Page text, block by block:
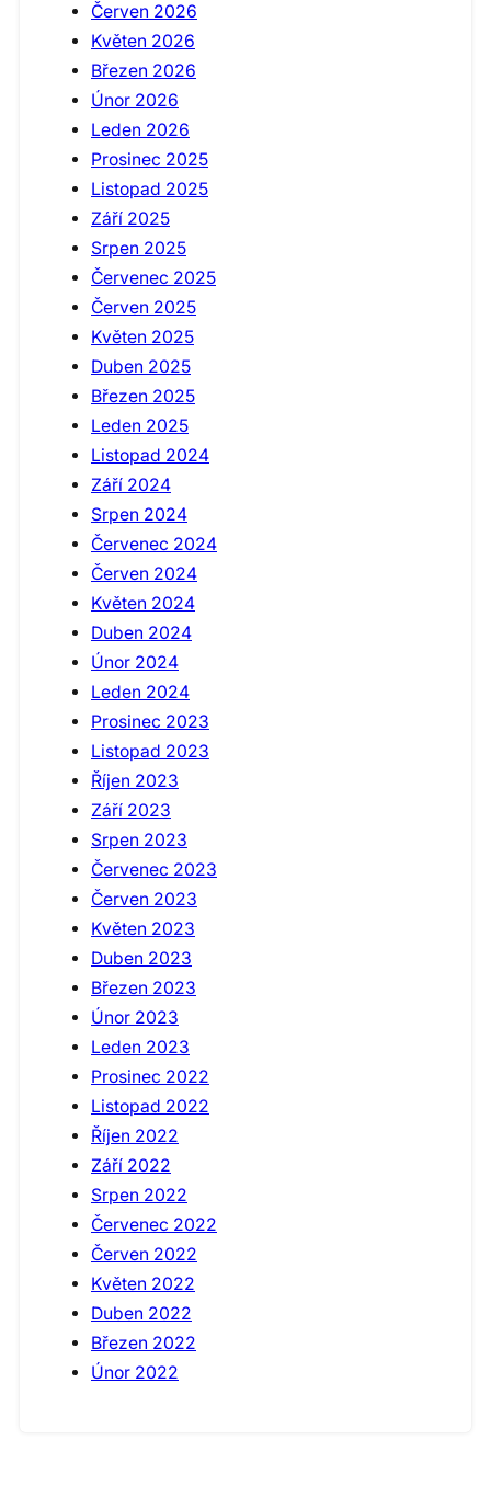
Červen 2026
Květen 2026
Březen 2026
Únor 2026
Leden 2026
Prosinec 2025
Listopad 2025
Září 2025
Srpen 2025
Červenec 2025
Červen 2025
Květen 2025
Duben 2025
Březen 2025
Leden 2025
Listopad 2024
Září 2024
Srpen 2024
Červenec 2024
Červen 2024
Květen 2024
Duben 2024
Únor 2024
Leden 2024
Prosinec 2023
Listopad 2023
Říjen 2023
Září 2023
Srpen 2023
Červenec 2023
Červen 2023
Květen 2023
Duben 2023
Březen 2023
Únor 2023
Leden 2023
Prosinec 2022
Listopad 2022
Říjen 2022
Září 2022
Srpen 2022
Červenec 2022
Červen 2022
Květen 2022
Duben 2022
Březen 2022
Únor 2022